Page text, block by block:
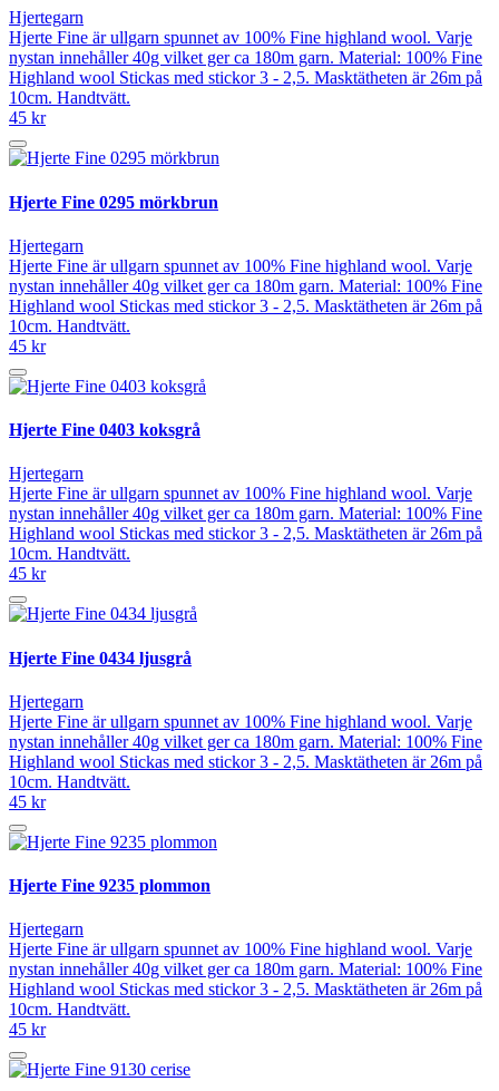
Hjertegarn
Hjerte Fine är ullgarn spunnet av 100% Fine highland wool. Varje
nystan innehåller 40g vilket ger ca 180m garn. Material: 100% Fine
Highland wool Stickas med stickor 3 - 2,5. Masktätheten är 26m på
10cm. Handtvätt.
45 kr
Hjerte Fine 0295 mörkbrun
Hjertegarn
Hjerte Fine är ullgarn spunnet av 100% Fine highland wool. Varje
nystan innehåller 40g vilket ger ca 180m garn. Material: 100% Fine
Highland wool Stickas med stickor 3 - 2,5. Masktätheten är 26m på
10cm. Handtvätt.
45 kr
Hjerte Fine 0403 koksgrå
Hjertegarn
Hjerte Fine är ullgarn spunnet av 100% Fine highland wool. Varje
nystan innehåller 40g vilket ger ca 180m garn. Material: 100% Fine
Highland wool Stickas med stickor 3 - 2,5. Masktätheten är 26m på
10cm. Handtvätt.
45 kr
Hjerte Fine 0434 ljusgrå
Hjertegarn
Hjerte Fine är ullgarn spunnet av 100% Fine highland wool. Varje
nystan innehåller 40g vilket ger ca 180m garn. Material: 100% Fine
Highland wool Stickas med stickor 3 - 2,5. Masktätheten är 26m på
10cm. Handtvätt.
45 kr
Hjerte Fine 9235 plommon
Hjertegarn
Hjerte Fine är ullgarn spunnet av 100% Fine highland wool. Varje
nystan innehåller 40g vilket ger ca 180m garn. Material: 100% Fine
Highland wool Stickas med stickor 3 - 2,5. Masktätheten är 26m på
10cm. Handtvätt.
45 kr